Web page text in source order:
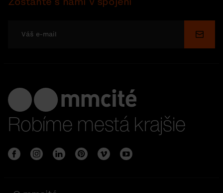
Robíme mestá krajšie